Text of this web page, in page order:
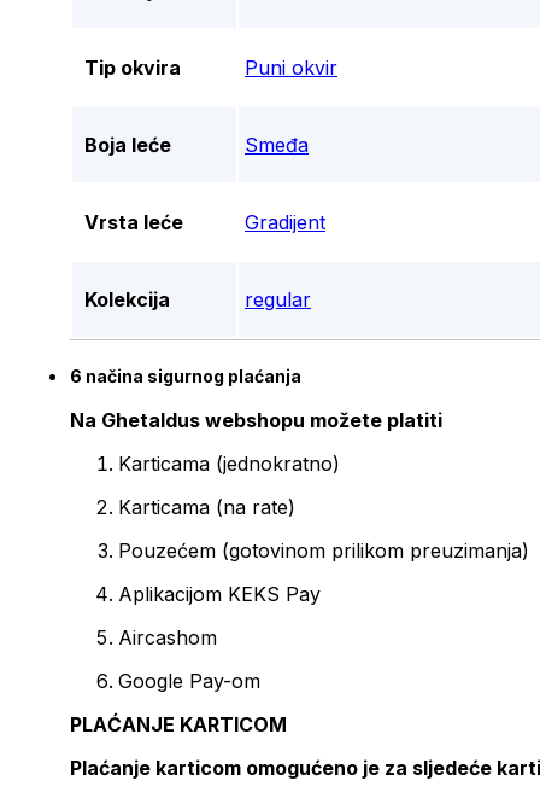
Tip okvira Puni okvir
Boja leće Smeđa
Vrsta leće Gradijent
Kolekcija regular
6 načina sigurnog plaćanja
Na Ghetaldus webshopu možete platiti
Karticama (jednokratno)
Karticama (na rate)
Pouzećem (gotovinom prilikom preuzimanja)
Aplikacijom KEKS Pay
Aircashom
Google Pay-om
PLAĆANJE KARTICOM
Plaćanje karticom omogućeno je za sljedeće